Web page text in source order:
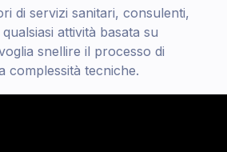
di servizi sanitari, consulenti,
attività basata su
snellire il processo di
complessità tecniche.